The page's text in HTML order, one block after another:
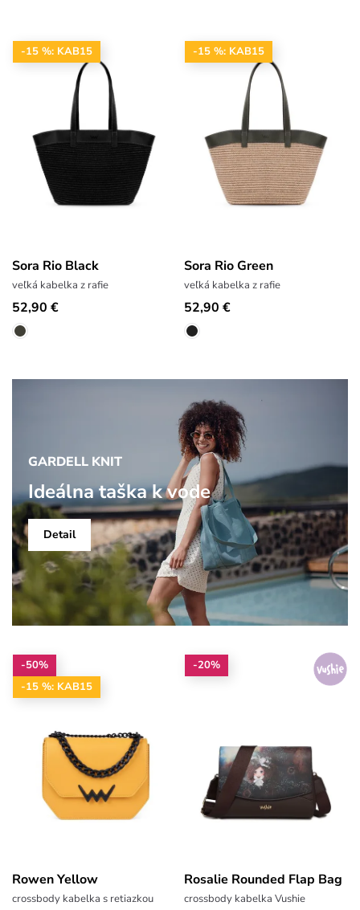
-15 %: KAB15
Sora Rio Black
veľká kabelka z rafie
52,90 €
-15 %: KAB15
Sora Rio Green
veľká kabelka z rafie
52,90 €
GARDELL KNIT
Ideálna taška k vode
Detail
-50%
-15 %: KAB15
Rowen Yellow
crossbody kabelka s retiazkou
-20%
Rosalie Rounded Flap Bag
crossbody kabelka Vushie